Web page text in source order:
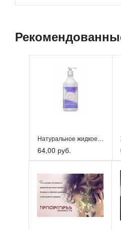
Натуральное жидкое крем-мыло
64,00 руб.